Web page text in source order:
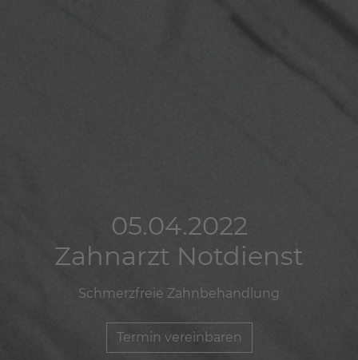
05.04.2022
Zahnarzt Notdienst
Schmerzfreie Zahnbehandlung
Termin vereinbaren
05.04.2022
Zahnarzt Notdienst
Schmerzfreie Zahnbehandlung
Termin vereinbaren
05.04.2022
Zahnarzt Notdienst
Schmerzfreie Zahnbehandlung
Termin vereinbaren